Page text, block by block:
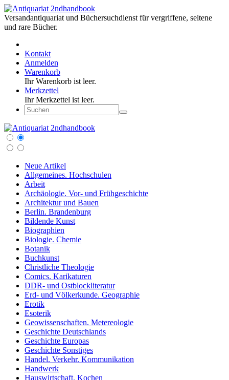
Versandantiquariat und Büchersuchdienst für vergriffene, seltene
und rare Bücher.
Kontakt
Anmelden
Warenkorb
Ihr Warenkorb ist leer.
Merkzettel
Ihr Merkzettel ist leer.
Neue Artikel
Allgemeines. Hochschulen
Arbeit
Archäologie. Vor- und Frühgeschichte
Architektur und Bauen
Berlin. Brandenburg
Bildende Kunst
Biographien
Biologie. Chemie
Botanik
Buchkunst
Christliche Theologie
Comics. Karikaturen
DDR- und Ostblockliteratur
Erd- und Völkerkunde. Geographie
Erotik
Esoterik
Geowissenschaften. Metereologie
Geschichte Deutschlands
Geschichte Europas
Geschichte Sonstiges
Handel. Verkehr. Kommunikation
Handwerk
Hauswirtschaft. Kochen